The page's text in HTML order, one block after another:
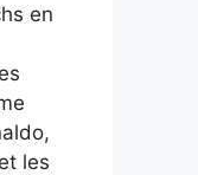
en
les